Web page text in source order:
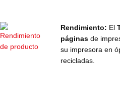
Rendimiento: El
páginas de
su impresora en
recicladas.